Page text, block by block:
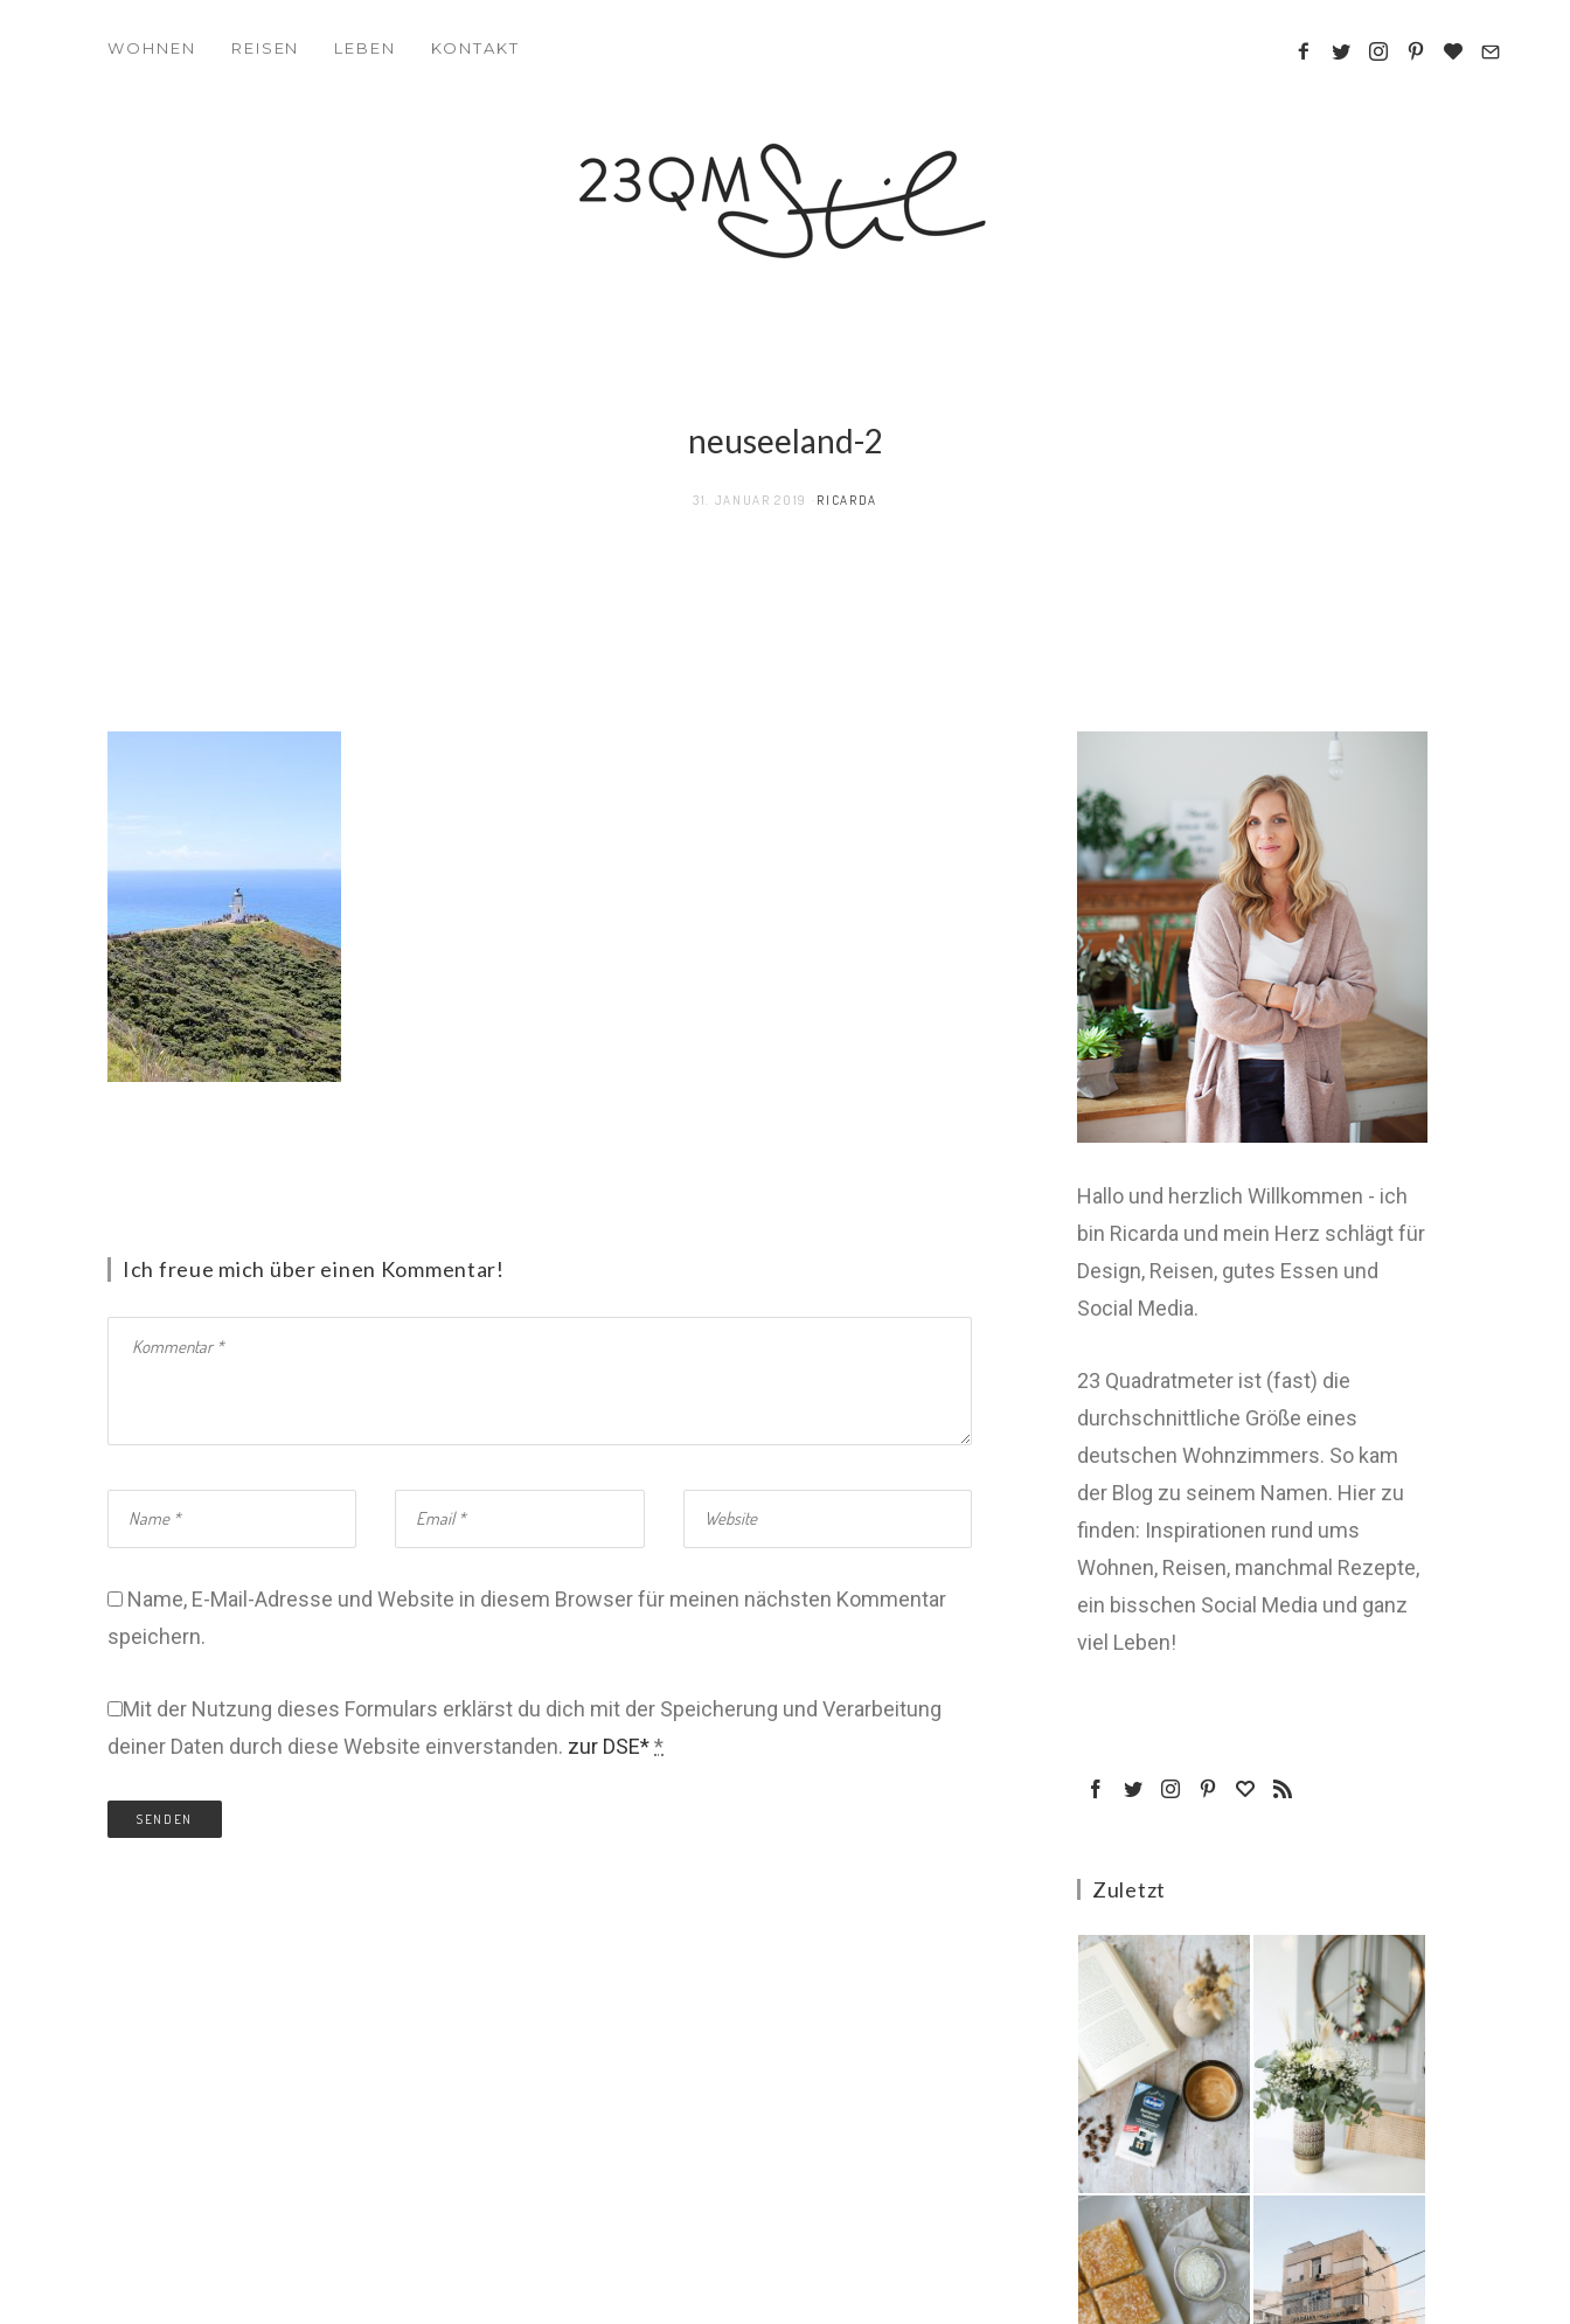
WOHNEN REISEN LEBEN KONTAKT
neuseeland-2
31. JANUAR 2019 RICARDA
Ich freue mich über einen Kommentar!
Name, E-Mail-Adresse und Website in diesem Browser für meinen nächsten Kommentar
speichern.
Mit der Nutzung dieses Formulars erklärst du dich mit der Speicherung und Verarbeitung
deiner Daten durch diese Website einverstanden. zur DSE**
Hallo und herzlich Willkommen - ich
bin Ricarda und mein Herz schlägt für
Design, Reisen, gutes Essen und
Social Media.
23 Quadratmeter ist (fast) die
durchschnittliche Größe eines
deutschen Wohnzimmers. So kam
der Blog zu seinem Namen. Hier zu
finden: Inspirationen rund ums
Wohnen, Reisen, manchmal Rezepte,
ein bisschen Social Media und ganz
viel Leben!
Zuletzt